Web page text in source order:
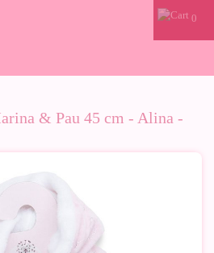
0
& Pau 45 cm - Alina -